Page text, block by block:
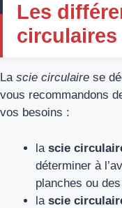
Les
circulaires
La scie circulaire se
vous recommandons
vos besoins :
la scie
déterminer à
planches ou
la scie